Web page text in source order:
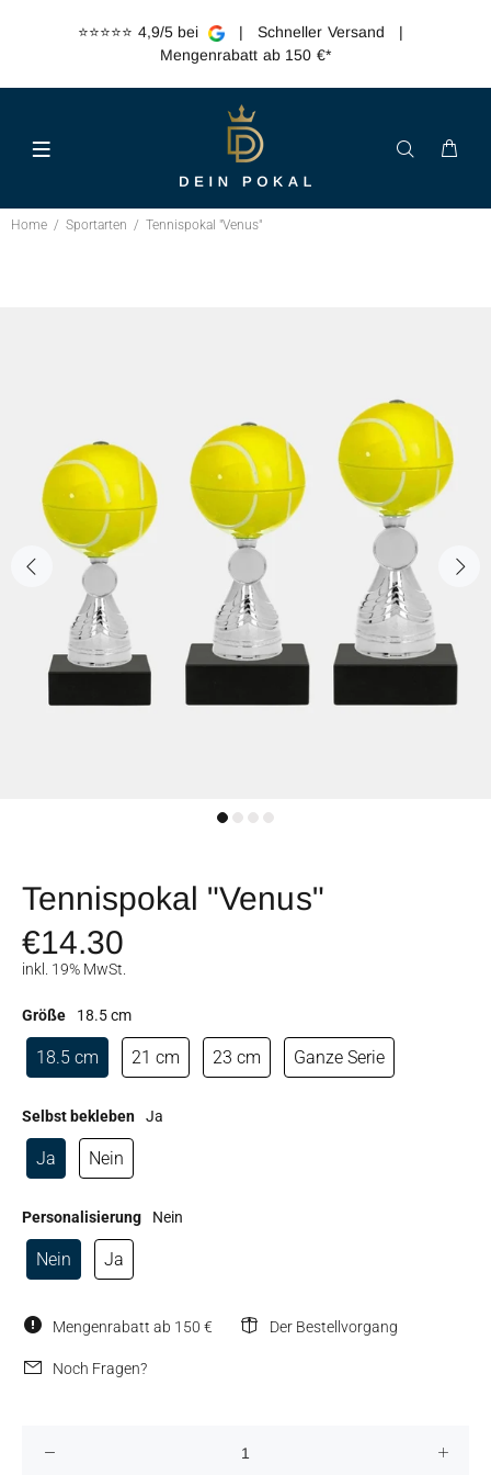
⭐️⭐️⭐️⭐️⭐️ 4,9/5 bei
| Schneller Versand |
Mengenrabatt ab 150 €*
Home Sportarten Tennispokal "Venus"
Tennispokal "Venus"
€14.30
inkl. 19% MwSt.
Größe 18.5 cm
18.5 cm 21 cm 23 cm Ganze Serie
Selbst bekleben Ja
Ja Nein
Personalisierung Nein
Nein Ja
Mengenrabatt ab 150 € Der Bestellvorgang
Noch Fragen?